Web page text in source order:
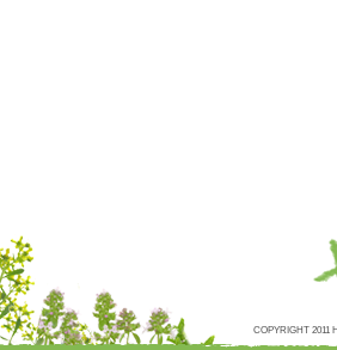
COPYRIGHT 2011